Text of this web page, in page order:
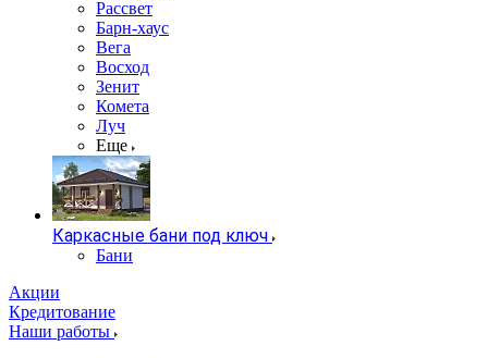
Рассвет
Барн-хаус
Вега
Восход
Зенит
Комета
Луч
Еще
Каркасные бани под ключ
Бани
Акции
Кредитование
Наши работы